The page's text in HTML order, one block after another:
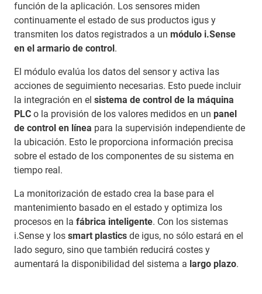
función de la aplicación. Los sensores miden
continuamente el estado de sus productos igus y
transmiten los datos registrados a un módulo i.Sense
en el armario de control.
El módulo evalúa los datos del sensor y activa las
acciones de seguimiento necesarias. Esto puede incluir
la integración en el sistema de control de la máquina
PLC o la provisión de los valores medidos en un panel
de control en línea para la supervisión independiente de
la ubicación. Esto le proporciona información precisa
sobre el estado de los componentes de su sistema en
tiempo real.
La monitorización de estado crea la base para el
mantenimiento basado en el estado y optimiza los
procesos en la fábrica inteligente. Con los sistemas
i.Sense y los smart plastics de igus, no sólo estará en el
lado seguro, sino que también reducirá costes y
aumentará la disponibilidad del sistema a largo plazo.